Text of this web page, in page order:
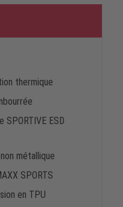
thermique
ESD
métallique
SPORTS
en TPU